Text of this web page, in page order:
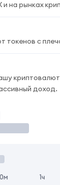
и на рынках
токенов с
доход.
1ч